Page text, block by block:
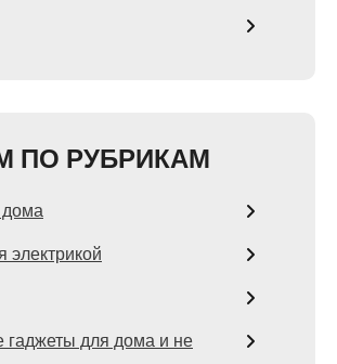
ПО РУБРИКАМ
гаджеты для дома и не